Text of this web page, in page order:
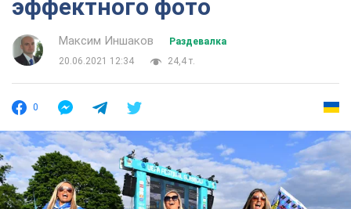
эффектного фото
Максим Иншаков
Раздевалка
20.06.2021 12:34
24,4 т.
0